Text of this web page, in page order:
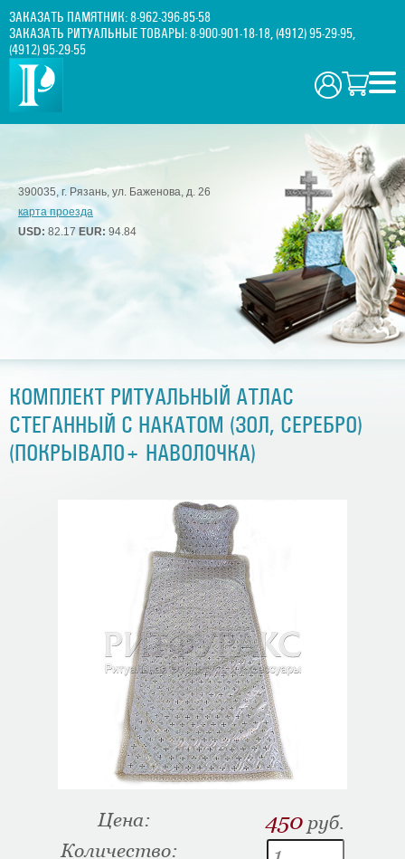
ЗАКАЗАТЬ ПАМЯТНИК:8-962-396-85-58
ЗАКАЗАТЬ РИТУАЛЬНЫЕ ТОВАРЫ:8-900-901-18-18,(4912) 95-29-95,
(4912) 95-29-55
390035, г. Рязань, ул. Баженова, д. 26
карта проезда
USD: 82.17 EUR: 94.84
КОМПЛЕКТ РИТУАЛЬНЫЙ АТЛАС
СТЕГАННЫЙ С НАКАТОМ (ЗОЛ, СЕРЕБРО)
(ПОКРЫВАЛО+ НАВОЛОЧКА)
Цена: 450 руб.
Количество: